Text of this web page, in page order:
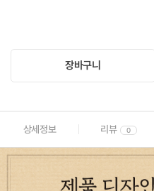
장바구니
상세정보 리뷰 0